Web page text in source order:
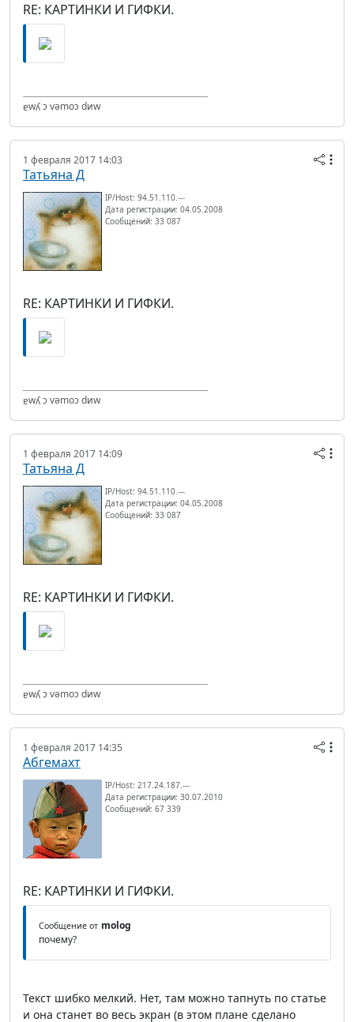
RE: КАРТИНКИ И ГИФКИ.
ɐwʎ ɔ vǝmоɔ dиw
1 февраля 2017 14:03
Татьяна Д
IP/Host: 94.51.110.---
Дата регистрации: 04.05.2008
Сообщений: 33 087
RE: КАРТИНКИ И ГИФКИ.
ɐwʎ ɔ vǝmоɔ dиw
1 февраля 2017 14:09
Татьяна Д
IP/Host: 94.51.110.---
Дата регистрации: 04.05.2008
Сообщений: 33 087
RE: КАРТИНКИ И ГИФКИ.
ɐwʎ ɔ vǝmоɔ dиw
1 февраля 2017 14:35
Абгемахт
IP/Host: 217.24.187.---
Дата регистрации: 30.07.2010
Сообщений: 67 339
RE: КАРТИНКИ И ГИФКИ.
Сообщение от molog
почему?
Текст шибко мелкий. Нет, там можно тапнуть по статье
и она станет во весь экран (в этом плане сделано